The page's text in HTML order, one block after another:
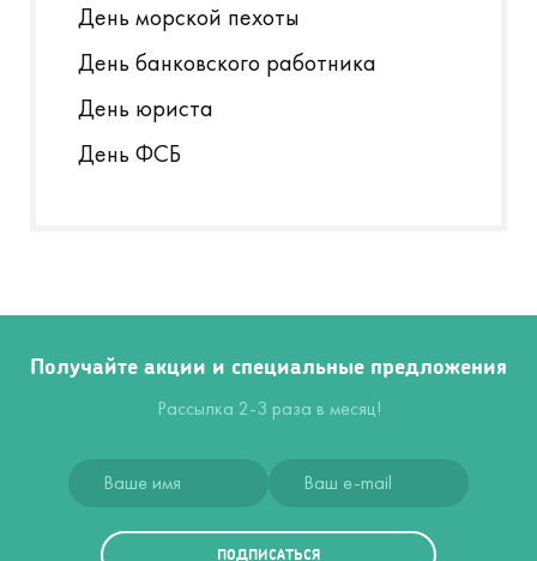
День морской пехоты
День банковского работника
День юриста
День ФСБ
Получайте акции и специальные предложения
Рассылка 2-3 раза в месяц!
ПОДПИСАТЬСЯ